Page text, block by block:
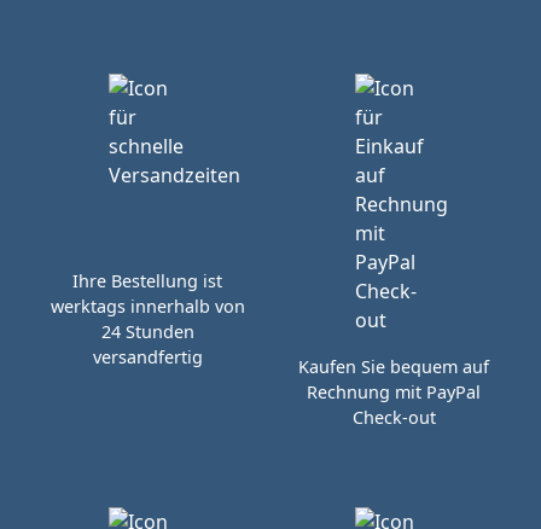
Ihre Bestellung ist
werktags innerhalb von
24 Stunden
versandfertig
Kaufen Sie bequem auf
Rechnung mit PayPal
Check-out